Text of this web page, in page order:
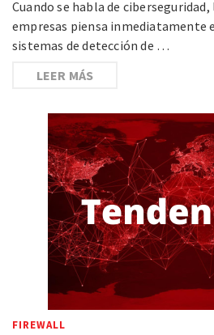
Cuando se habla de
empresas piensa inmediatamente
sistemas de detección de …
LEER MÁS
FIREWALL